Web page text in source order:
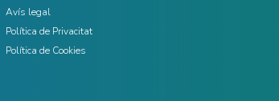
Avís legal
Política de Privacitat
Política de Cookies